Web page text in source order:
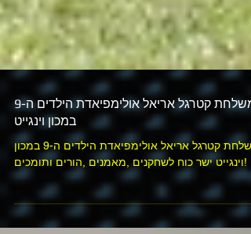
משלחת קטרגל אריאל אולימפיאדת הילדים ה-9
במכון וינגייט
משלחת קטרגל אריאל אולימפיאדת הילדים ה-9 במכון